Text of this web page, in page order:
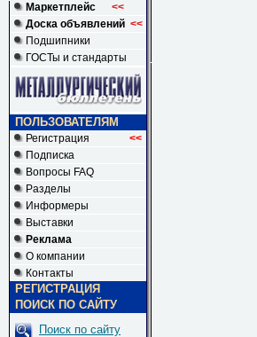
Маркетплейс
<<
Доска объявлений <<
Подшипники
ГОСТы и стандарты
ПОЛЬЗОВАТЕЛЯМ
Регистрация <<
Подписка
Вопросы FAQ
Разделы
Информеры
Выставки
Реклама
О компании
Контакты
РЕГИСТРАЦИЯ
ПОИСК ПО САЙТУ
Поиск по сайту